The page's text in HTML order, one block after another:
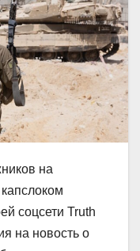
на
соцсети Truth
на новость о